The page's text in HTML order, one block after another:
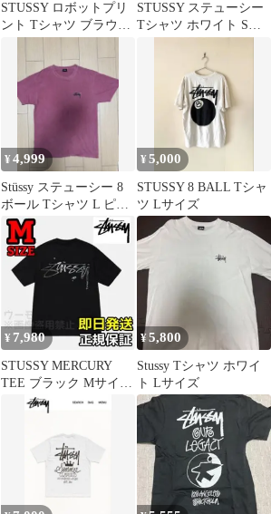
STUSSY ロボットプリ
ント Tシャツ ブラウン
STUSSY ステューシー
Tシャツ ホワイト Sサ
¥4,999
Stüssy ステューシー 8
ボール Tシャツ L ピン
ク フェード 古着
¥5,000
STUSSY 8 BALL Tシャ
ツ Lサイズ
¥ 7,980
STUSSY MERCURY
TEE ブラック Mサイズ
ステューシー
¥5,800
Stussy Tシャツ ホワイ
ト Lサイズ